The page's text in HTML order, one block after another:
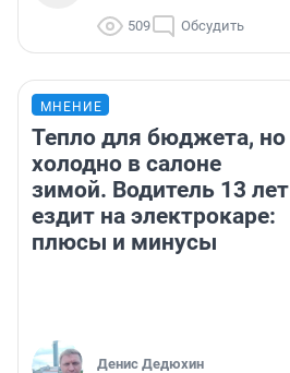
509 Обсудить
МНЕНИЕ
Тепло для бюджета, но
холодно в салоне
зимой. Водитель 13 лет
ездит на электрокаре:
плюсы и минусы
Денис Дедюхин